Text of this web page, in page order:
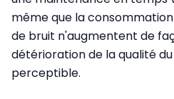
même que la
de bruit n'augmentent de
détérioration de la qualité
perceptible.